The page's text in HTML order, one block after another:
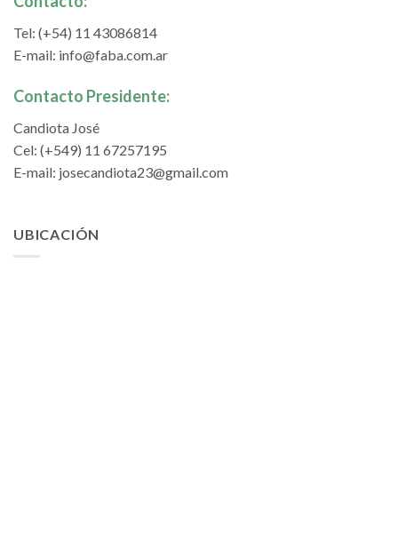
Tel: (+54) 11 43086814
E-mail: info@faba.com.ar
Contacto Presidente:
Candiota José
Cel: (+549) 11 67257195
E-mail: josecandiota23@gmail.com
UBICACIÓN